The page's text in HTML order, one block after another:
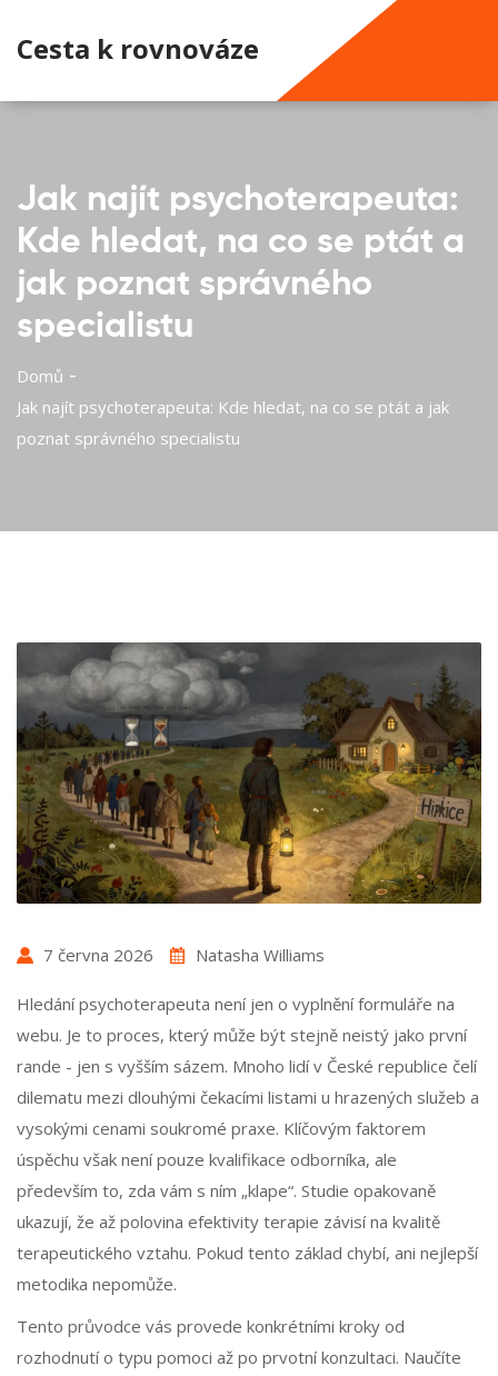
Cesta k rovnováze
Jak najít psychoterapeuta:
Kde hledat, na co se ptát a
jak poznat správného
specialistu
Domů
Jak najít psychoterapeuta: Kde hledat, na co se ptát a jak
poznat správného specialistu
7 června 2026 Natasha Williams
Hledání psychoterapeuta není jen o vyplnění formuláře na
webu. Je to proces, který může být stejně neistý jako první
rande - jen s vyšším sázem. Mnoho lidí v České republice čelí
dilematu mezi dlouhými čekacími listami u hrazených služeb a
vysokými cenami soukromé praxe. Klíčovým faktorem
úspěchu však není pouze kvalifikace odborníka, ale
především to, zda vám s ním „klape“. Studie opakovaně
ukazují, že až polovina efektivity terapie závisí na kvalitě
terapeutického vztahu. Pokud tento základ chybí, ani nejlepší
metodika nepomůže.
Tento průvodce vás provede konkrétními kroky od
rozhodnutí o typu pomoci až po prvotní konzultaci. Naučíte